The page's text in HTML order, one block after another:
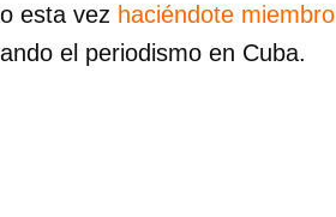
esta vez haciéndote miembro
el periodismo en Cuba.